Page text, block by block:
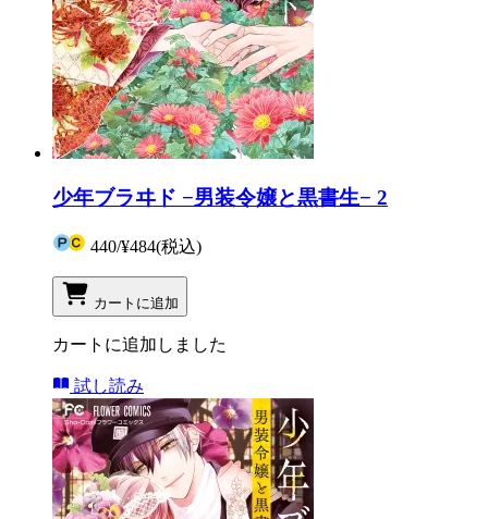
少年ブラヰド −男装令嬢と黒書生− 2
440/¥484(税込)
カートに追加
カートに追加しました
試し読み